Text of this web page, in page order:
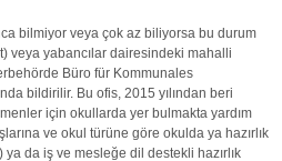
bilmiyor veya çok az biliyorsa bu durum
veya yabancılar dairesindeki mahalli
Büro für Kommunales
bildirilir. Bu ofis, 2015 yılından beri
için okullarda yer bulmakta yardım
ve okul türüne göre okulda ya hazırlık
ya da iş ve mesleğe dil destekli hazırlık